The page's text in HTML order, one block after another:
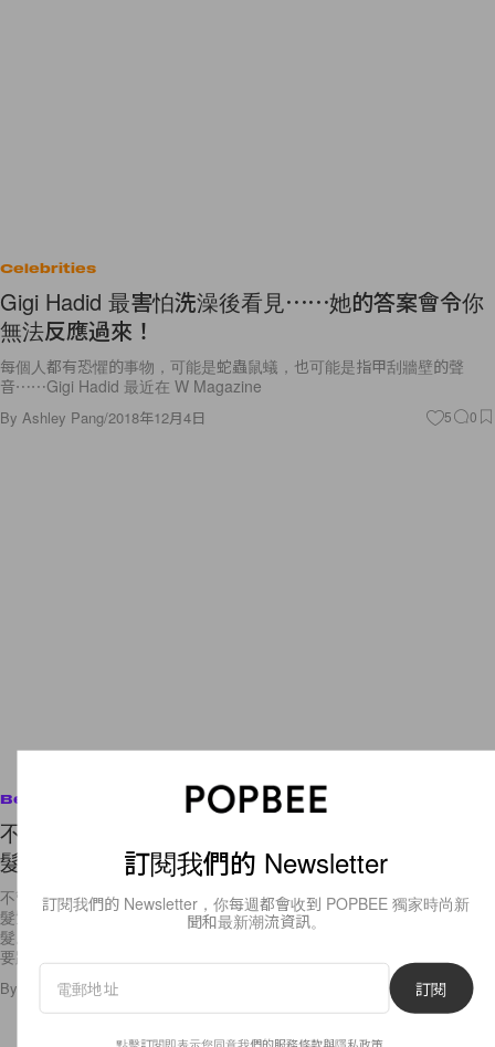
Celebrities
Gigi Hadid 最害怕洗澡後看見⋯⋯她的答案會令你
無法反應過來！
每個人都有恐懼的事物，可能是蛇蟲鼠蟻，也可能是指甲刮牆壁的聲
音⋯⋯Gigi Hadid 最近在 W Magazine
By Ashley Pang/2018年12月4日 5 0
Beauty
不管用多強烈的定型噴霧也不能 Hold 住一頭曲
髮？因為你沒有這樣做！
不管你手持的是一款專業的髮型工具，還是自製的膠樽捲髮器，至少你的
髮質太過幼又太直，即使多強勁的捲髮捧也不能讓你電出一頭自然的曲
髮。那是否就代表幼髮女生就永遠也沒有擁有曲髮造型的一日？其實只需
要跟著以下
By Crystal Chan/2018年12月4日 621 0
訂閱我們的 Newsletter
訂閱我們的 Newsletter，你每週都會收到 POPBEE 獨家時尚新
聞和最新潮流資訊。
訂閱
點擊訂閱即表示您同意我們的服務條款與隱私政策